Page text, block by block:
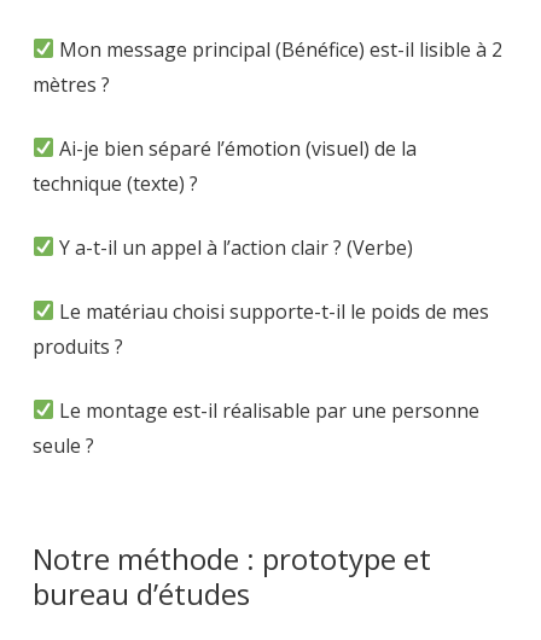
Mon message principal (Bénéfice) est-il lisible à 2
mètres ?
Ai-je bien séparé l’émotion (visuel) de la
technique (texte) ?
Y a-t-il un appel à l’action clair ? (Verbe)
Le matériau choisi supporte-t-il le poids de mes
produits ?
Le montage est-il réalisable par une personne
seule ?
Notre méthode : prototype et
bureau d’études